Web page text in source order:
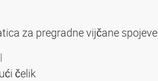
za pregradne vijčane spojeve
čelik